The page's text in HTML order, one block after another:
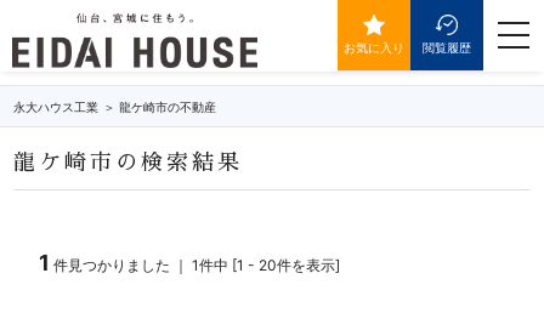
お気に入り 閲覧履歴
永大ハウス工業 龍ケ崎市の不動産
龍ケ崎市の検索結果
1 件見つかりました ｜ 1件中 [1 - 20件を表示]